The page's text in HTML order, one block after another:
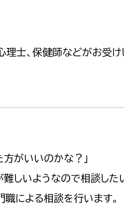
地域経済
行政経営
観光
部
支援課
士、保健師などがお受け
がいいのかな？」
しいようなので相談した
による相談を行います。